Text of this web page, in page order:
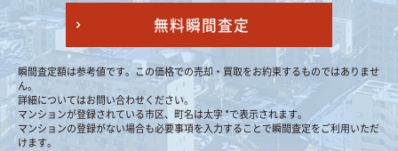
無料瞬間査定
瞬間査定額は参考値です。この価格での売却・買取をお約束するものではありませ
ん。
詳細についてはお問い合わせください。
マンションが登録されている市区、町名は太字 *で表示されます。
マンションの登録がない場合も必要事項を入力することで瞬間査定をご利用いただ
けます。